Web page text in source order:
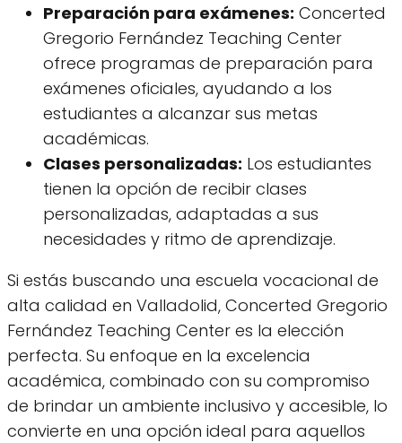
Preparación para exámenes: Concerted
Gregorio Fernández Teaching Center
ofrece programas de preparación para
exámenes oficiales, ayudando a los
estudiantes a alcanzar sus metas
académicas.
Clases personalizadas: Los estudiantes
tienen la opción de recibir clases
personalizadas, adaptadas a sus
necesidades y ritmo de aprendizaje.
Si estás buscando una escuela vocacional de
alta calidad en Valladolid, Concerted Gregorio
Fernández Teaching Center es la elección
perfecta. Su enfoque en la excelencia
académica, combinado con su compromiso
de brindar un ambiente inclusivo y accesible, lo
convierte en una opción ideal para aquellos